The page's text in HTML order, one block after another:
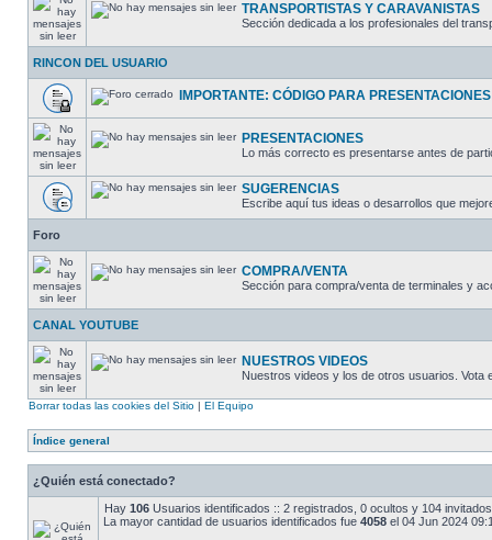
TRANSPORTISTAS Y CARAVANISTAS
Sección dedicada a los profesionales del
RINCON DEL USUARIO
IMPORTANTE: CÓDIGO PARA PRESENTACIONES
PRESENTACIONES
Lo más correcto es presentarse antes de
SUGERENCIAS
Escribe aquí tus ideas o desarrollos que
Foro
COMPRA/VENTA
Sección para compra/venta de terminales y
CANAL YOUTUBE
NUESTROS VIDEOS
Nuestros videos y los de otros usuarios. Vota
Borrar todas las cookies del Sitio | El Equipo
Índice general
¿Quién está conectado?
Hay 106 Usuarios identificados :: 2 registrados, 0 ocultos y 104
La mayor cantidad de usuarios identificados fue 4058 el 04 Jun 2024